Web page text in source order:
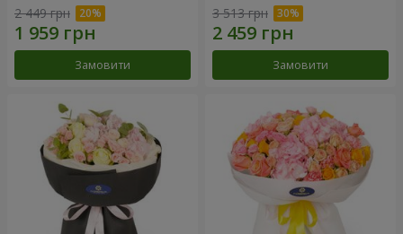
2 449 грн
Замовити
3 513 грн
Замовити